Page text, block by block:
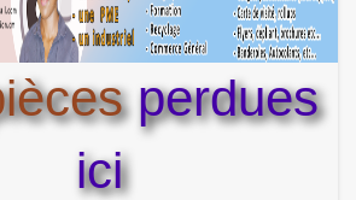
perdues
ici